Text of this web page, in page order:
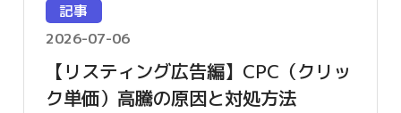
記事
2026-07-06
【リスティング広告編】CPC（クリッ
ク単価）高騰の原因と対処方法